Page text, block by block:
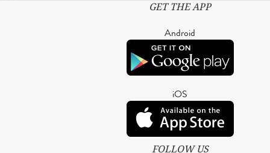
GET THE APP
Android
iOS
FOLLOW US